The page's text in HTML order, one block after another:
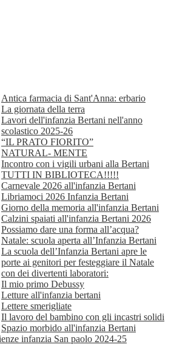
Antica farmacia di Sant'Anna: erbario
La giornata della terra
Lavori dell'infanzia Bertani nell'anno
scolastico 2025-26
“IL PRATO FIORITO”
NATURAL- MENTE
Incontro con i vigili urbani alla Bertani
TUTTI IN BIBLIOTECA!!!!!
Carnevale 2026 all'infanzia Bertani
Libriamoci 2026 Infanzia Bertani
Giorno della memoria all'infanzia Bertani
Calzini spaiati all'infanzia Bertani 2026
Possiamo dare una forma all’acqua?
Natale: scuola aperta all’Infanzia Bertani
La scuola dell’Infanzia Bertani apre le
porte ai genitori per festeggiare il Natale
con dei divertenti laboratori:
Il mio primo Debussy
Letture all'infanzia bertani
Lettere smerigliate
Il lavoro del bambino con gli incastri solidi
Spazio morbido all'infanzia Bertani
infanzia San paolo 2024-25